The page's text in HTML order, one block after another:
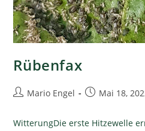
Rübenfax
Mario Engel Mai 18,
WitterungDie erste Hitzewelle